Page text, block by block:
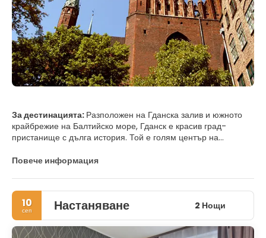
За дестинацията: Разположен на Гданска залив и южното
крайбрежие на Балтийско море, Гданск е красив град-
пристанище с дълга история. Той е голям център на
туристическа дестинация. Като пристанищен град и главен
чуждестранни държави. Днес Гданск е столица на
Померанската провинция и важен административен център.
След Втората световна война Гданск беше в голяма степен в
руини, но сградите преминаха през изключителни
реставрации, изглежда невъзможно да се определи кои
Повече информация
10
сеп Настаняване 2 Нощи